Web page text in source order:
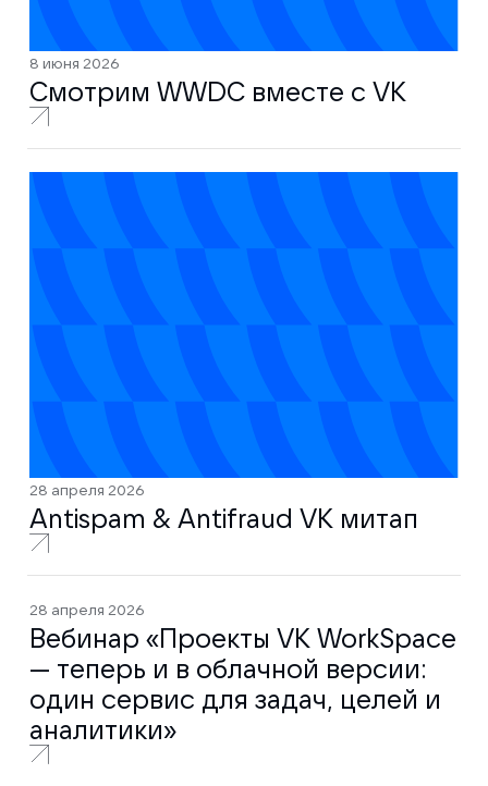
8 июня 2026
Смотрим WWDC вместе с VK
28 апреля 2026
Antispam & Antifraud VK митап
28 апреля 2026
Вебинар «Проекты VK WorkSpace
— теперь и в облачной версии:
один сервис для задач, целей и
аналитики»